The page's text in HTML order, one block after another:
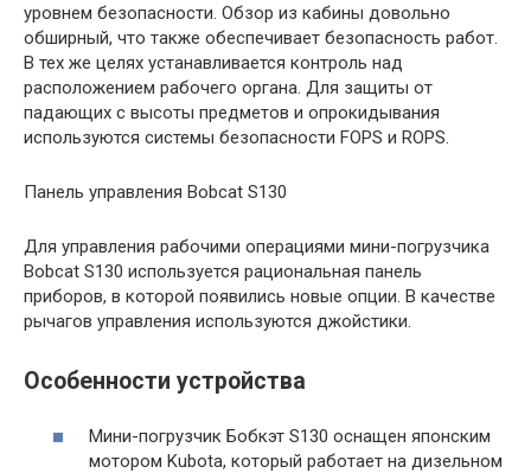
уровнем безопасности. Обзор из кабины довольно
обширный, что также обеспечивает безопасность работ.
В тех же целях устанавливается контроль над
расположением рабочего органа. Для защиты от
падающих с высоты предметов и опрокидывания
используются системы безопасности FOPS и ROPS.
Панель управления Bobcat S130
Для управления рабочими операциями мини-погрузчика
Bobcat S130 используется рациональная панель
приборов, в которой появились новые опции. В качестве
рычагов управления используются джойстики.
Особенности устройства
Мини-погрузчик Бобкэт S130 оснащен японским
мотором Kubota, который работает на дизельном